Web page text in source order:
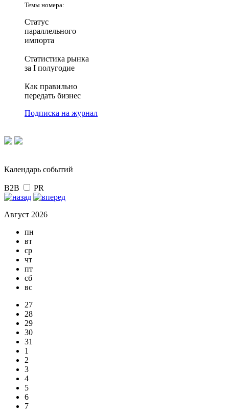
Темы номера:
Статус
параллельного
импорта
Статистика рынка
за I полугодие
Как правильно
передать бизнес
Подписка на журнал
Календарь событий
B2B PR
Август 2026
пн
вт
ср
чт
пт
сб
вс
27
28
29
30
31
1
2
3
4
5
6
7